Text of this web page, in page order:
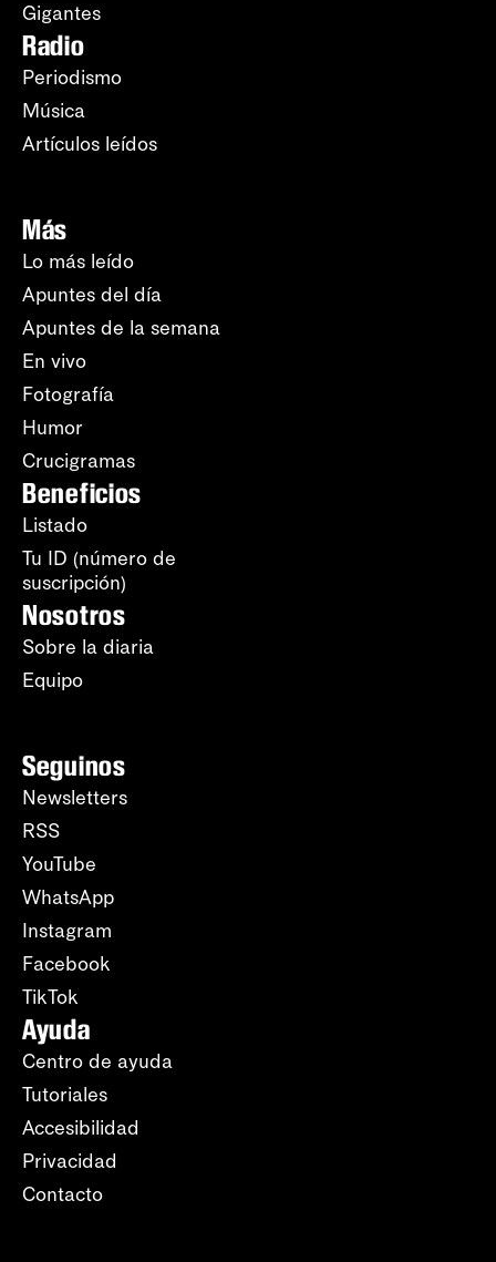
Gigantes
Radio
Periodismo
Música
Artículos leídos
Más
Lo más leído
Apuntes del día
Apuntes de la semana
En vivo
Fotografía
Humor
Crucigramas
Beneficios
Listado
Tu ID (número de
suscripción)
Nosotros
Sobre la diaria
Equipo
Seguinos
Newsletters
RSS
YouTube
WhatsApp
Instagram
Facebook
TikTok
Ayuda
Centro de ayuda
Tutoriales
Accesibilidad
Privacidad
Contacto